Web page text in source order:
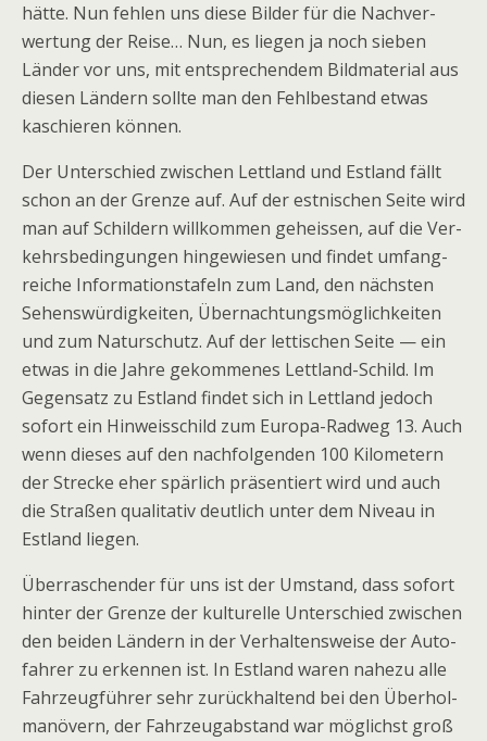
hätte. Nun feh­len uns diese Bil­der für die Nach­ver­
wer­tung der Reise… Nun, es lie­gen ja noch sie­ben
Län­der vor uns, mit ent­spre­chen­dem Bild­ma­te­rial aus
die­sen Län­dern sollte man den Fehl­be­stand etwas
kaschie­ren können.
Der Unter­schied zwi­schen Lett­land und Est­land fällt
schon an der Grenze auf. Auf der est­ni­schen Seite wird
man auf Schil­dern will­kom­men geheis­sen, auf die Ver­
kehrs­be­din­gun­gen hin­ge­wie­sen und fin­det umfang­
rei­che Infor­ma­ti­ons­ta­feln zum Land, den nächs­ten
Sehens­wür­dig­kei­ten, Über­nach­tungs­mög­lich­kei­ten
und zum Natur­schutz. Auf der let­ti­schen Seite — ein
etwas in die Jahre gekom­me­nes Lett­land-Schild. Im
Gegen­satz zu Est­land fin­det sich in Lett­land jedoch
sofort ein Hin­weis­schild zum Europa-Rad­weg 13. Auch
wenn die­ses auf den nach­fol­gen­den 100 Kilo­me­tern
der Stre­cke eher spär­lich prä­sen­tiert wird und auch
die Stra­ßen qua­li­ta­tiv deut­lich unter dem Niveau in
Est­land liegen.
Über­ra­schen­der für uns ist der Umstand, dass sofort
hin­ter der Grenze der kul­tu­relle Unter­schied zwi­schen
den bei­den Län­dern in der Ver­hal­tens­weise der Auto­
fah­rer zu erken­nen ist. In Est­land waren nahezu alle
Fahr­zeug­füh­rer sehr zurück­hal­tend bei den Über­hol­
ma­nö­vern, der Fahr­zeug­ab­stand war mög­lichst groß